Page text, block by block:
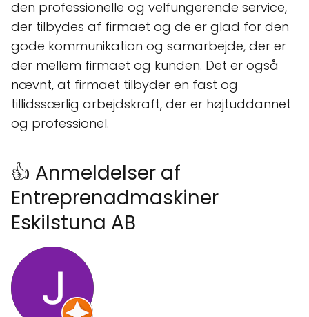
den professionelle og velfungerende service,
der tilbydes af firmaet og de er glad for den
gode kommunikation og samarbejde, der er
der mellem firmaet og kunden. Det er også
nævnt, at firmaet tilbyder en fast og
tillidssærlig arbejdskraft, der er højtuddannet
og professionel.
👍 Anmeldelser af
Entreprenadmaskiner
Eskilstuna AB